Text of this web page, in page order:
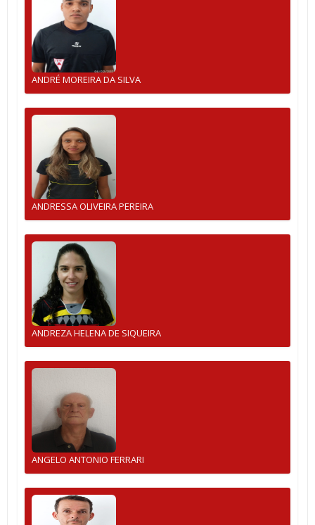
ANDRÉ MOREIRA DA SILVA
ANDRESSA OLIVEIRA PEREIRA
ANDREZA HELENA DE SIQUEIRA
ANGELO ANTONIO FERRARI